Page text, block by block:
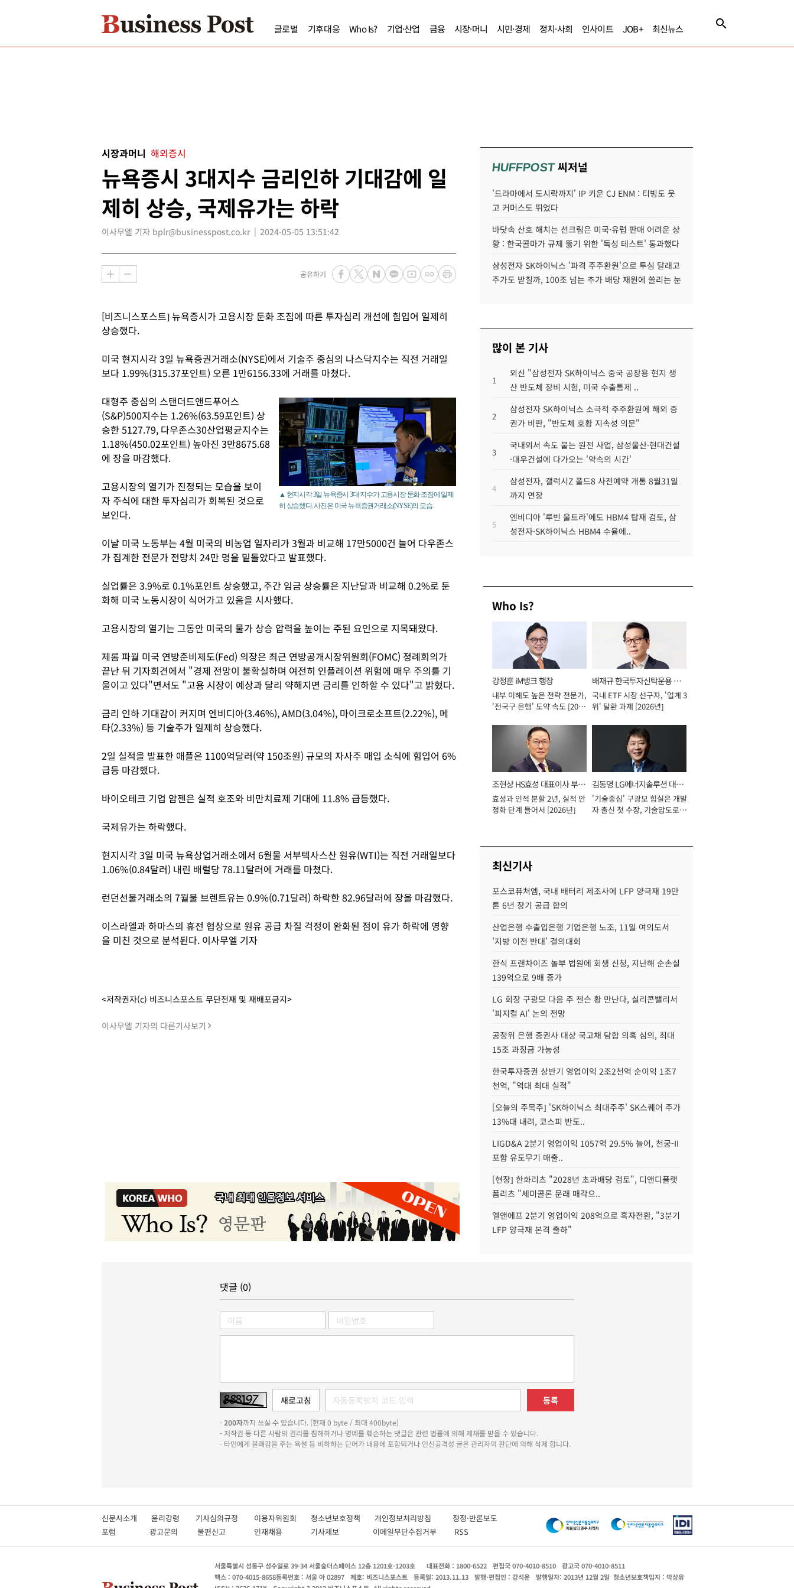
글로벌 기후대응 Who Is? 기업·산업 금융 시장·머니 시민·경제 정치·사회 인사이트 JOB+ 최신뉴스
시장과머니 해외증시
뉴욕증시 3대지수 금리인하 기대감에 일
제히 상승, 국제유가는 하락
이사무엘 기자 bplr@businesspost.co.kr 2024-05-05 13:51:42
공유하기
[비즈니스포스트] 뉴욕증시가 고용시장 둔화 조짐에 따른 투자심리 개선에 힘입어 일제히
상승했다.
미국 현지시각 3일 뉴욕증권거래소(NYSE)에서 기술주 중심의 나스닥지수는 직전 거래일
보다 1.99%(315.37포인트) 오른 1만6156.33에 거래를 마쳤다.
▲ 현지시각 3일 뉴욕증시 3대 지수가 고용시장 둔화 조짐에 일제
히 상승했다. 사진은 미국 뉴욕증권거래소(NYSE)의 모습.
대형주 중심의 스탠더드앤드푸어스
(S&P)500지수는 1.26%(63.59포인트) 상
승한 5127.79, 다우존스30산업평균지수는
1.18%(450.02포인트) 높아진 3만8675.68
에 장을 마감했다.
고용시장의 열기가 진정되는 모습을 보이
자 주식에 대한 투자심리가 회복된 것으로
보인다.
이날 미국 노동부는 4월 미국의 비농업 일자리가 3월과 비교해 17만5000건 늘어 다우존스
가 집계한 전문가 전망치 24만 명을 밑돌았다고 발표했다.
실업률은 3.9%로 0.1%포인트 상승했고, 주간 임금 상승률은 지난달과 비교해 0.2%로 둔
화해 미국 노동시장이 식어가고 있음을 시사했다.
고용시장의 열기는 그동안 미국의 물가 상승 압력을 높이는 주된 요인으로 지목돼왔다.
제롬 파월 미국 연방준비제도(Fed) 의장은 최근 연방공개시장위원회(FOMC) 정례회의가
끝난 뒤 기자회견에서 "경제 전망이 불확실하며 여전히 인플레이션 위험에 매우 주의를 기
울이고 있다"면서도 "고용 시장이 예상과 달리 약해지면 금리를 인하할 수 있다"고 밝혔다.
금리 인하 기대감이 커지며 엔비디아(3.46%), AMD(3.04%), 마이크로소프트(2.22%), 메
타(2.33%) 등 기술주가 일제히 상승했다.
2일 실적을 발표한 애플은 1100억달러(약 150조원) 규모의 자사주 매입 소식에 힘입어 6%
급등 마감했다.
바이오테크 기업 암젠은 실적 호조와 비만치료제 기대에 11.8% 급등했다.
국제유가는 하락했다.
현지시각 3일 미국 뉴욕상업거래소에서 6월물 서부텍사스산 원유(WTI)는 직전 거래일보다
1.06%(0.84달러) 내린 배럴당 78.11달러에 거래를 마쳤다.
런던선물거래소의 7월물 브렌트유는 0.9%(0.71달러) 하락한 82.96달러에 장을 마감했다.
이스라엘과 하마스의 휴전 협상으로 원유 공급 차질 걱정이 완화된 점이 유가 하락에 영향
을 미친 것으로 분석된다. 이사무엘 기자
<저작권자(c) 비즈니스포스트 무단전재 및 재배포금지>
이사무엘 기자의 다른기사보기
HUFFPOST씨저널
'드라마에서 도시락까지' IP 키운 CJ ENM : 티빙도 웃
고 커머스도 뛰었다
바닷속 산호 해치는 선크림은 미국·유럽 판매 어려운 상
황 : 한국콜마가 규제 뚫기 위한 '독성 테스트' 통과했다
삼성전자 SK하이닉스 '파격 주주환원'으로 투심 달래고
주가도 받칠까, 100조 넘는 추가 배당 재원에 쏠리는 눈
많이 본 기사
1
외신 "삼성전자 SK하이닉스 중국 공장용 현지 생
산 반도체 장비 시험, 미국 수출통제 ..
2
삼성전자 SK하이닉스 소극적 주주환원에 해외 증
권가 비판, "반도체 호황 지속성 의문"
3
국내외서 속도 붙는 원전 사업, 삼성물산·현대건설
·대우건설에 다가오는 '약속의 시간'
4
삼성전자, 갤럭시Z 폴드8 사전예약 개통 8월31일
까지 연장
5
엔비디아 '루빈 울트라'에도 HBM4 탑재 검토, 삼
성전자·SK하이닉스 HBM4 수율에..
Who Is?
강정훈 iM뱅크 행장
내부 이해도 높은 전략 전문가,
'전국구 은행' 도약 속도 [2026
배재규 한국투자신탁운용 대
표이사 사장
국내 ETF 시장 선구자, '업계 3
위' 탈환 과제 [2026년]
조현상 HS효성 대표이사 부회
장
효성과 인적 분할 2년, 실적 안
정화 단계 들어서 [2026년]
김동명 LG에너지솔루션 대표
이사 사장
'기술중심' 구광모 힘실은 개발
자 출신 첫 수장, 기술압도로
최신기사
포스코퓨처엠, 국내 배터리 제조사에 LFP 양극재 19만
톤 6년 장기 공급 합의
산업은행 수출입은행 기업은행 노조, 11일 여의도서
'지방 이전 반대' 결의대회
한식 프랜차이즈 놀부 법원에 회생 신청, 지난해 순손실
139억으로 9배 증가
LG 회장 구광모 다음 주 젠슨 황 만난다, 실리콘밸리서
'피지컬 AI' 논의 전망
공정위 은행 증권사 대상 국고채 담합 의혹 심의, 최대
15조 과징금 가능성
한국투자증권 상반기 영업이익 2조2천억 순이익 1조7
천억, "역대 최대 실적"
[오늘의 주목주] 'SK하이닉스 최대주주' SK스퀘어 주가
13%대 내려, 코스피 반도..
LIGD&A 2분기 영업이익 1057억 29.5% 늘어, 천궁-II
포함 유도무기 매출..
[현장] 한화리츠 "2028년 초과배당 검토", 디앤디플랫
폼리츠 "세미콜론 문래 매각으..
엘앤에프 2분기 영업이익 208억으로 흑자전환, "3분기
LFP 양극재 본격 출하"
댓글 (0)
등록
-200자까지 쓰실 수 있습니다. (현재 0 byte / 최대 400byte)
- 저작권 등 다른 사람의 권리를 침해하거나 명예를 훼손하는 댓글은 관련 법률에 의해 제재를 받을 수 있습니다.
- 타인에게 불쾌감을 주는 욕설 등 비하하는 단어가 내용에 포함되거나 인신공격성 글은 관리자의 판단에 의해 삭제 합니다.
신문사소개 윤리강령 기사심의규정 이용자위원회 청소년보호정책 개인정보처리방침 정정·반론보도
포럼
광고문의 불편신고 인재채용 기사제보 이메일무단수집거부 RSS
서울특별시 성동구 성수일로 39-34 서울숲더스페이스 12층 1201호-1203호 대표전화 : 1800-6522 편집국 070-4010-8510
광고국 070-4010-8511
팩스 : 070-4015-8658등록번호 : 서울 아 02897 제호: 비즈니스포스트 등록일: 2013.11.13 발행·편집인 : 강석운 발행일자: 2013년 12월 2일 청소년보호책임자 : 박상유